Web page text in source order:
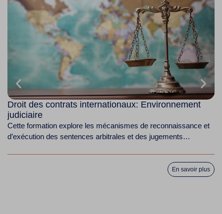
Droit des contrats internationaux: Environnement
judiciaire
Cette formation explore les mécanismes de reconnaissance et
d’exécution des sentences arbitrales et des jugements
En savoir plus